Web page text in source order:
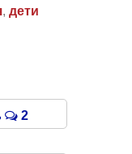
, дети
2